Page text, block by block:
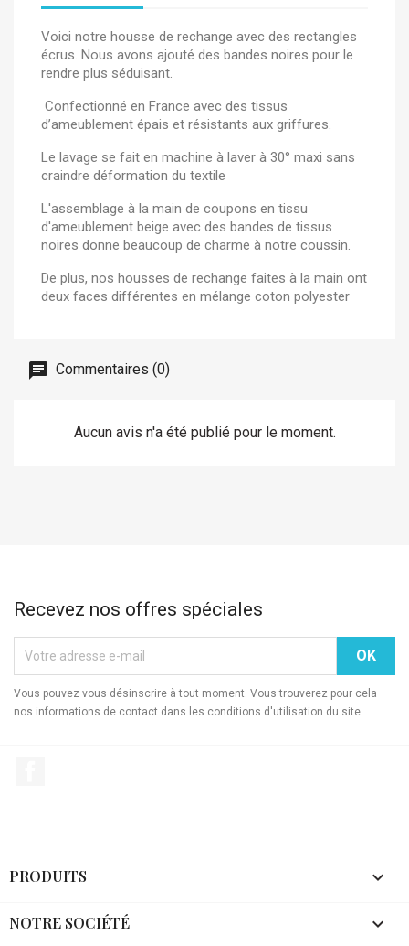
Voici notre housse de rechange avec des rectangles
écrus. Nous avons ajouté des bandes noires pour le
rendre plus séduisant.
Confectionné en France avec des tissus
d’ameublement épais et résistants aux griffures.
Le lavage se fait en machine à laver à 30° maxi sans
craindre déformation du textile
L'assemblage à la main de coupons en tissu
d'ameublement beige avec des bandes de tissus
noires donne beaucoup de charme à notre coussin.
De plus, nos housses de rechange faites à la main ont
deux faces différentes en mélange coton polyester
Commentaires (0)
Aucun avis n'a été publié pour le moment.
Recevez nos offres spéciales
Vous pouvez vous désinscrire à tout moment. Vous trouverez pour cela
nos informations de contact dans les conditions d'utilisation du site.
PRODUITS 
NOTRE SOCIÉTÉ 